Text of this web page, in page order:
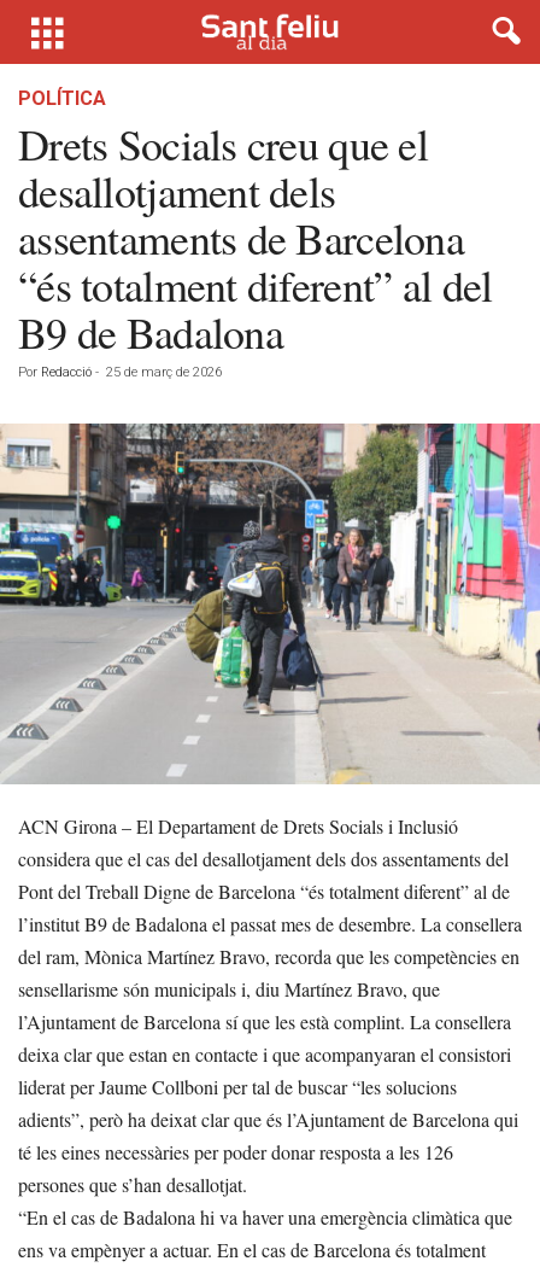
POLÍTICA
Drets Socials creu que el
desallotjament dels
assentaments de Barcelona
“és totalment diferent” al del
B9 de Badalona
Por Redacció - 25 de març de 2026
ACN Girona – El Departament de Drets Socials i Inclusió
considera que el cas del desallotjament dels dos assentaments del
Pont del Treball Digne de Barcelona “és totalment diferent” al de
l’institut B9 de Badalona el passat mes de desembre. La consellera
del ram, Mònica Martínez Bravo, recorda que les competències en
sensellarisme són municipals i, diu Martínez Bravo, que
l’Ajuntament de Barcelona sí que les està complint. La consellera
deixa clar que estan en contacte i que acompanyaran el consistori
liderat per Jaume Collboni per tal de buscar “les solucions
adients”, però ha deixat clar que és l’Ajuntament de Barcelona qui
té les eines necessàries per poder donar resposta a les 126
persones que s’han desallotjat.
“En el cas de Badalona hi va haver una emergència climàtica que
ens va empènyer a actuar. En el cas de Barcelona és totalment